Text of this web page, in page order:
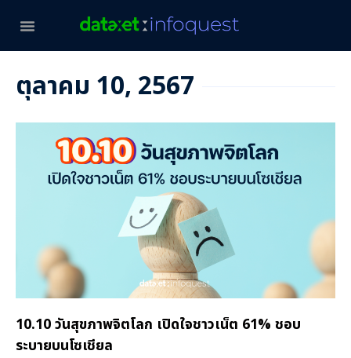
ตุลาคม 10, 2567
10.10 วันสุขภาพจิตโลก เปิดใจชาวเน็ต 61% ชอบ
ระบายบนโซเชียล